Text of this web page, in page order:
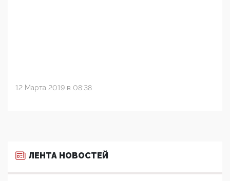
12 Марта 2019 в 08:38
ЛЕНТА НОВОСТЕЙ